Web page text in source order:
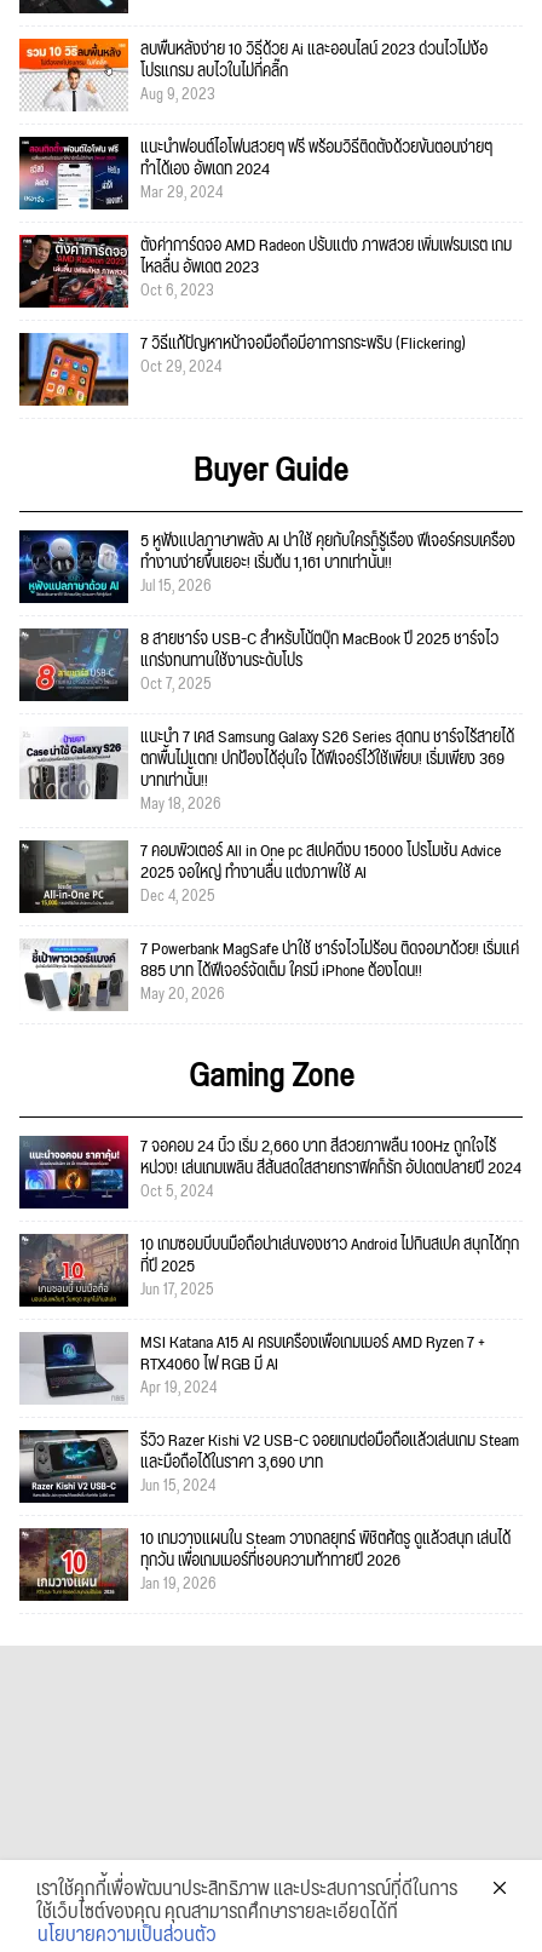
ลบพื้นหลังง่าย 10 วิธีด้วย Ai และออนไลน์ 2023 ด่วนไวไม่ง้อ
โปรแกรม ลบไวในไม่กี่คลิ๊ก
Aug 9, 2023
แนะนำฟอนต์ไอโฟนสวยๆ ฟรี พร้อมวิธีติดตั้งด้วยขั้นตอนง่ายๆ
ทำได้เอง อัพเดท 2024
Mar 29, 2024
ตั้งค่าการ์ดจอ AMD Radeon ปรับแต่ง ภาพสวย เพิ่มเฟรมเรต เกม
ไหลลื่น อัพเดต 2023
Oct 6, 2023
7 วิธีแก้ปัญหาหน้าจอมือถือมีอาการกระพริบ (Flickering)
Oct 29, 2024
Buyer Guide
5 หูฟังแปลภาษาพลัง AI น่าใช้ คุยกับใครก็รู้เรื่อง ฟีเจอร์ครบเครื่อง
ทำงานง่ายขึ้นเยอะ! เริ่มต้น 1,161 บาทเท่านั้น!!
Jul 15, 2026
8 สายชาร์จ USB-C สำหรับโน้ตบุ๊ก MacBook ปี 2025 ชาร์จไว
แกร่งทนทานใช้งานระดับโปร
Oct 7, 2025
แนะนำ 7 เคส Samsung Galaxy S26 Series สุดทน ชาร์จไร้สายได้
ตกพื้นไม่แตก! ปกป้องได้อุ่นใจ ได้ฟีเจอร์ไว้ใช้เพียบ! เริ่มเพียง 369
บาทเท่านั้น!!
May 18, 2026
7 คอมพิวเตอร์ All in One pc สเปคดีงบ 15000 โปรโมชั่น Advice
2025 จอใหญ่ ทำงานลื่น แต่งภาพใช้ AI
Dec 4, 2025
7 Powerbank MagSafe น่าใช้ ชาร์จไวไม่ร้อน ติดจอมาด้วย! เริ่มแค่
885 บาท ได้ฟีเจอร์จัดเต็ม ใครมี iPhone ต้องโดน!!
May 20, 2026
Gaming Zone
7 จอคอม 24 นิ้ว เริ่ม 2,660 บาท สีสวยภาพลื่น 100Hz ถูกใจไร้
หน่วง! เล่นเกมเพลิน สีสันสดใสสายกราฟิคก็รัก อัปเดตปลายปี 2024
Oct 5, 2024
10 เกมซอมบี้บนมือถือน่าเล่นของชาว Android ไม่กินสเปค สนุกได้ทุก
ที่ปี 2025
Jun 17, 2025
MSI Katana A15 AI ครบเครื่องเพื่อเกมเมอร์ AMD Ryzen 7 +
RTX4060 ไฟ RGB มี AI
Apr 19, 2024
รีวิว Razer Kishi V2 USB-C จอยเกมต่อมือถือแล้วเล่นเกม Steam
และมือถือได้ในราคา 3,690 บาท
Jun 15, 2024
10 เกมวางแผนใน Steam วางกลยุทธ์ พิชิตศัตรู ดูแล้วสนุก เล่นได้
ทุกวัน เพื่อเกมเมอร์ที่ชอบความท้าทายปี 2026
Jan 19, 2026
เราใช้คุกกี้เพื่อพัฒนาประสิทธิภาพ และประสบการณ์ที่ดีในการ
ใช้เว็บไซต์ของคุณ คุณสามารถศึกษารายละเอียดได้ที่
นโยบายความเป็นส่วนตัว